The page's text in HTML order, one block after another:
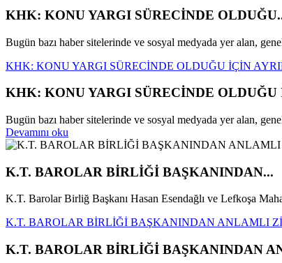
KHK: KONU YARGI SÜRECİNDE
Bugün bazı haber sitelerinde ve sosyal medyada yer alan,
KHK: KONU YARGI SÜRECİNDE OLDUĞU İÇİN
KHK: KONU YARGI SÜRECİNDE
Bugün bazı haber sitelerinde ve sosyal medyada yer alan,
Devamını oku
K.T. BAROLAR BİRLİĞİ BAŞKANINDAN...
K.T. Barolar Birliğ Başkanı Hasan Esendağlı ve Lefkoşa
K.T. BAROLAR BİRLİĞİ BAŞKANINDAN ANLAMLI
K.T. BAROLAR BİRLİĞİ BAŞKANINDAN